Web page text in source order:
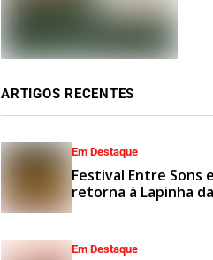
ARTIGOS RECENTES
Em Destaque
Festival Entre Sons
retorna à Lapinha
Em Destaque